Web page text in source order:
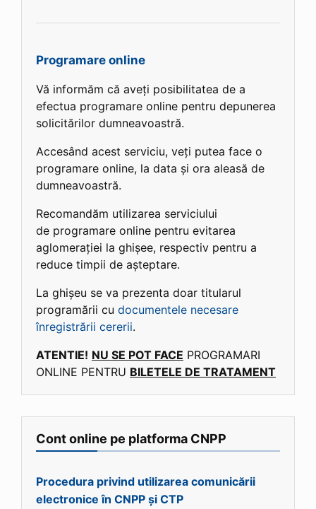
Programare online
Vă informăm că aveți posibilitatea de a
efectua programare online pentru depunerea
solicitărilor dumneavoastră.
Accesând acest serviciu, veți putea face o
programare online, la data și ora aleasă de
dumneavoastră.
Recomandăm utilizarea serviciului
de programare online pentru evitarea
aglomerației la ghișee, respectiv pentru a
reduce timpii de așteptare.
La ghișeu se va prezenta doar titularul
programării cu documentele necesare
înregistrării cererii.
ATENTIE! NU SE POT FACE PROGRAMARI
ONLINE PENTRU BILETELE DE TRATAMENT
Cont online pe platforma CNPP
Procedura privind utilizarea comunicării
electronice în CNPP și CTP